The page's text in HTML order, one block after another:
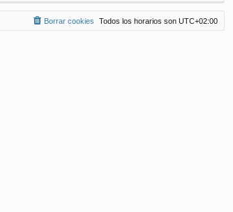
Todos los horarios son UTC+02:00
Borrar cookies